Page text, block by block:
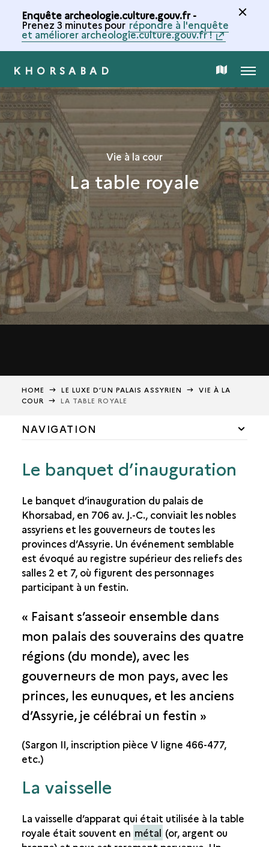
Enquête archeologie.culture.gouv.fr -
Prenez 3 minutes pour répondre à l'enquête
et améliorer archeologie.culture.gouv.fr !
KHORSABAD CARTE
DE
LA
COLLECTION
MENU
Vie à la cour
La table royale
HOME LE LUXE D’UN PALAIS ASSYRIEN
VIE À LA
COUR
LA TABLE ROYALE
NAVIGATION
LES RELIEFS NARRATIFS
DÉCORS DISPARUS
VIE À LA COUR
LE ROI ET SA COUR
LE MOBILIER
LA TABLE ROYALE
Le banquet d’inauguration
Le banquet d’inauguration du palais de
Khorsabad, en 706 av. J.-C., conviait les nobles
assyriens et les gouverneurs de toutes les
provinces d’Assyrie. Un événement semblable
est évoqué au registre supérieur des reliefs des
salles 2 et 7, où figurent des personnages
participant à un festin.
« Faisant s’asseoir ensemble dans
mon palais des souverains des quatre
régions (du monde), avec les
gouverneurs de mon pays, avec les
princes, les eunuques, et les anciens
d’Assyrie, je célébrai un festin »
(Sargon II, inscription pièce V ligne 466-477,
etc.)
La vaisselle
La vaisselle d’apparat qui était utilisée à la table
royale était souvent en métal (or, argent ou